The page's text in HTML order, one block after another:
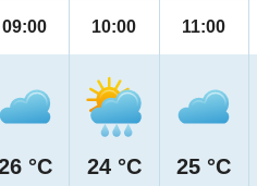
09:00
°C
10:00
24 °C
11:00
25 °C